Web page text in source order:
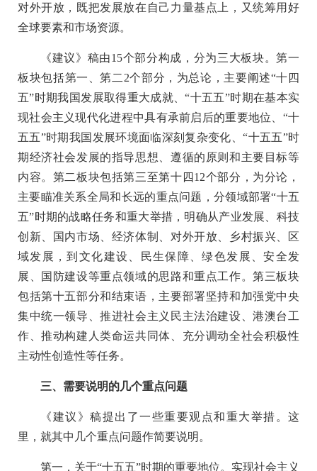
对外开放，既把发展放在自己力量基点上，又统筹用好
全球要素和市场资源。
《建议》稿由15个部分构成，分为三大板块。第一
板块包括第一、第二2个部分，为总论，主要阐述“十四
五”时期我国发展取得重大成就、“十五五”时期在基本实
现社会主义现代化进程中具有承前启后的重要地位、“十
五五”时期我国发展环境面临深刻复杂变化、“十五五”时
期经济社会发展的指导思想、遵循的原则和主要目标等
内容。第二板块包括第三至第十四12个部分，为分论，
主要瞄准关系全局和长远的重点问题，分领域部署“十五
五”时期的战略任务和重大举措，明确从产业发展、科技
创新、国内市场、经济体制、对外开放、乡村振兴、区
域发展，到文化建设、民生保障、绿色发展、安全发
展、国防建设等重点领域的思路和重点工作。第三板块
包括第十五部分和结束语，主要部署坚持和加强党中央
集中统一领导、推进社会主义民主法治建设、港澳台工
作、推动构建人类命运共同体、充分调动全社会积极性
主动性创造性等任务。
三、需要说明的几个重点问题
《建议》稿提出了一些重要观点和重大举措。这
里，就其中几个重点问题作简要说明。
第一，关于“十五五”时期的重要地位。实现社会主义